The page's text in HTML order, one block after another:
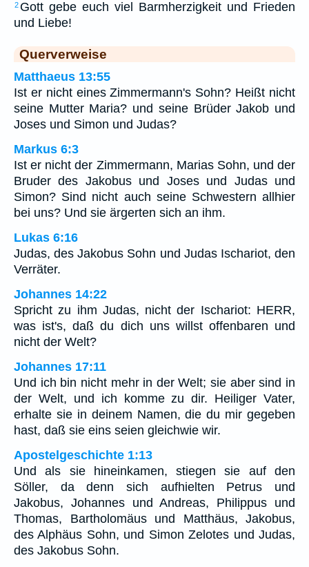
2 Gott gebe euch viel Barmherzigkeit und Frieden
und Liebe!
Querverweise
Matthaeus 13:55
Ist er nicht eines Zimmermann's Sohn? Heißt nicht
seine Mutter Maria? und seine Brüder Jakob und
Joses und Simon und Judas?
Markus 6:3
Ist er nicht der Zimmermann, Marias Sohn, und der
Bruder des Jakobus und Joses und Judas und
Simon? Sind nicht auch seine Schwestern allhier
bei uns? Und sie ärgerten sich an ihm.
Lukas 6:16
Judas, des Jakobus Sohn und Judas Ischariot, den
Verräter.
Johannes 14:22
Spricht zu ihm Judas, nicht der Ischariot: HERR,
was ist's, daß du dich uns willst offenbaren und
nicht der Welt?
Johannes 17:11
Und ich bin nicht mehr in der Welt; sie aber sind in
der Welt, und ich komme zu dir. Heiliger Vater,
erhalte sie in deinem Namen, die du mir gegeben
hast, daß sie eins seien gleichwie wir.
Apostelgeschichte 1:13
Und als sie hineinkamen, stiegen sie auf den
Söller, da denn sich aufhielten Petrus und
Jakobus, Johannes und Andreas, Philippus und
Thomas, Bartholomäus und Matthäus, Jakobus,
des Alphäus Sohn, und Simon Zelotes und Judas,
des Jakobus Sohn.